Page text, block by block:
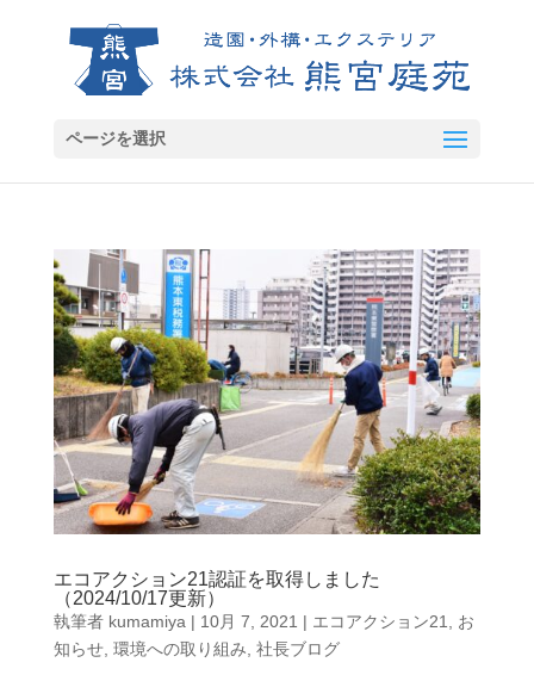
ページを選択
エコアクション21認証を取得しました
（2024/10/17更新）
執筆者 kumamiya | 10月 7, 2021 | エコアクション21
お
知らせ, 環境への取り組み 社長ブログ